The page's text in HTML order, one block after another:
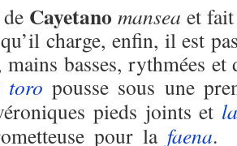
Cayetano mansea et
charge, enfin, il est
mains basses, rythmées
toro pousse sous une
pieds joints et
pour la faena.